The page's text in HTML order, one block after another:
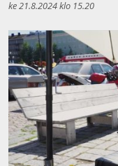
ke 21.8.2024 klo 15.20